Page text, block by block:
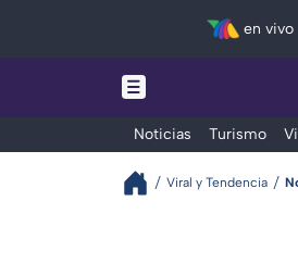
en vivo
Noticias Turismo
Viral y Tendencia